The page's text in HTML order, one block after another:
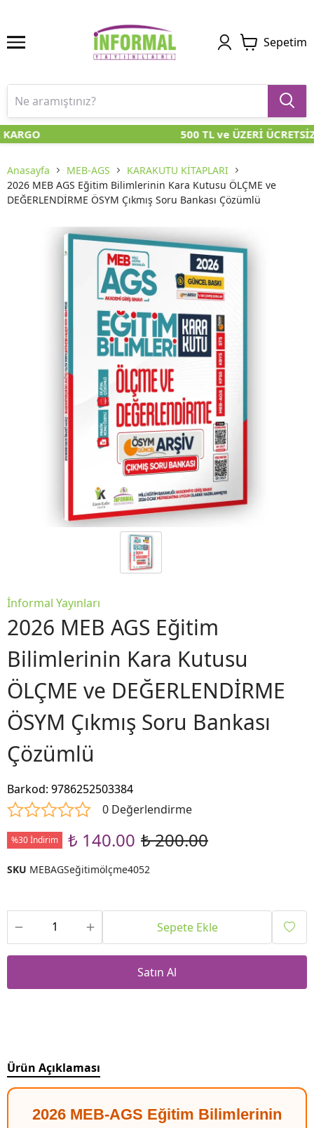
Sepetim
500 TL ve ÜZERİ ÜCRETSİZ
Anasayfa MEB-AGS
KARAKUTU KİTAPLARI
2026 MEB AGS Eğitim Bilimlerinin Kara Kutusu ÖLÇME ve
DEĞERLENDİRME ÖSYM Çıkmış Soru Bankası Çözümlü
İnformal Yayınları
2026 MEB AGS Eğitim
Bilimlerinin Kara Kutusu
ÖLÇME ve DEĞERLENDİRME
ÖSYM Çıkmış Soru Bankası
Çözümlü
Barkod: 9786252503384
0 Değerlendirme
%30 İndirim ₺ 140.00 ₺ 200.00
SKU MEBAGSeğitimölçme4052
Sepete Ekle
Satın Al
Ürün Açıklaması
2026 MEB-AGS Eğitim Bilimlerinin